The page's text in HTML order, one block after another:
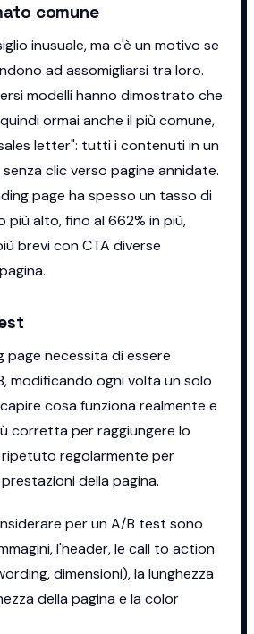
comune
inusuale, ma c'è un motivo se
ad assomigliarsi tra loro.
modelli hanno dimostrato che
ormai anche il più comune,
letter": tutti i contenuti in un
clic verso pagine annidate.
page ha spesso un tasso di
più alto, fino al 662% in più,
brevi con CTA diverse
page necessita di essere
modificando ogni volta un solo
cosa funziona realmente e
corretta per raggiungere lo
regolarmente per
della pagina.
per un A/B test sono
l'header, le call to action
dimensioni), la lunghezza
della pagina e la color